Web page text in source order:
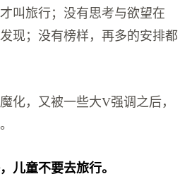
叫旅行；没有思考与欲望在
现；没有榜样，再多的安排都
化，又被一些大V强调之后，
儿童不要去旅行。